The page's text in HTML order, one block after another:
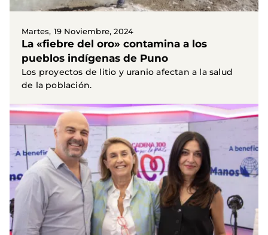
Martes, 19 Noviembre, 2024
La «fiebre del oro» contamina a los
pueblos indígenas de Puno
Los proyectos de litio y uranio afectan a la salud
de la población.